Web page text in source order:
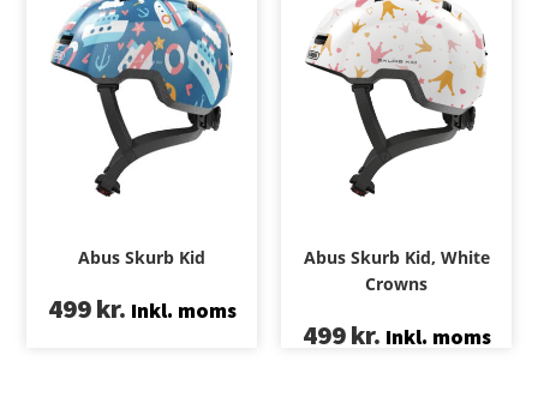
Abus Skurb Kid
499kr. Inkl. moms
Abus Skurb Kid, White
Crowns
499kr. Inkl. moms